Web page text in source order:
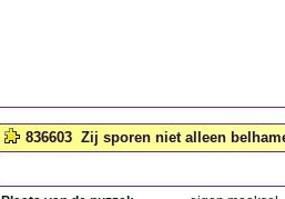
836603 Zij sporen niet alleen